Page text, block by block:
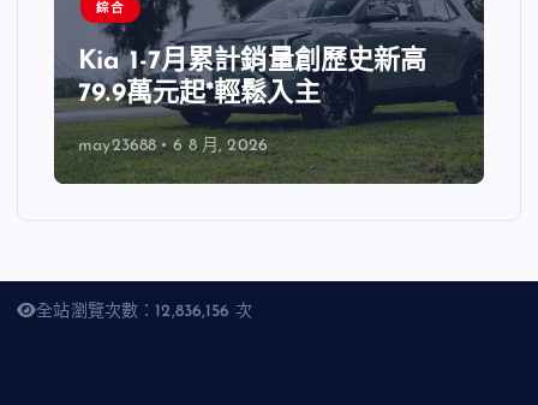
綜合
Kia 1-7月累計銷量創歷史新高
79.9萬元起*輕鬆入主
may23688 6 8 月, 2026
全站瀏覽次數：12,836,156 次